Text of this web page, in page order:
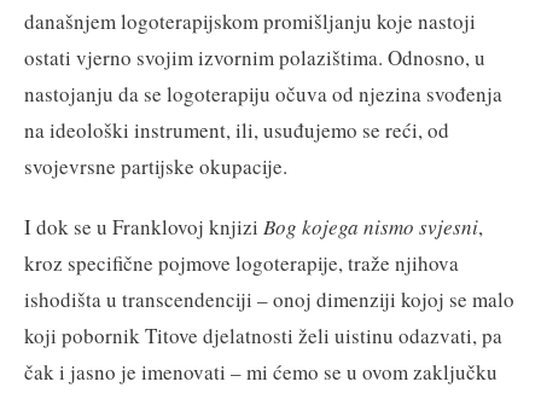
današnjem logoterapijskom promišljanju koje nastoji
ostati vjerno svojim izvornim polazištima. Odnosno, u
nastojanju da se logoterapiju očuva od njezina svođenja
na ideološki instrument, ili, usuđujemo se reći, od
svojevrsne partijske okupacije.
I dok se u Franklovoj knjizi Bog kojega nismo svjesni,
kroz specifične pojmove logoterapije, traže njihova
ishodišta u transcendenciji – onoj dimenziji kojoj se malo
koji pobornik Titove djelatnosti želi uistinu odazvati, pa
čak i jasno je imenovati – mi ćemo se u ovom zaključku